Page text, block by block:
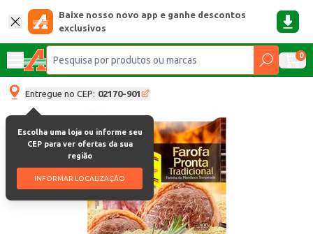
Baixe nosso novo app e ganhe descontos
exclusivos
0
Entregue no CEP: 02170-901
Escolha uma loja ou informe seu
CEP para ver ofertas da sua
região
INFORMAR LOCALIZAÇÃO